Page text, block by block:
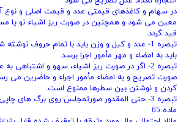
در سهام و کاغذهای قیمتی عدد و قیمت اصلی و
معین می‌ شود و همچنین در صورت ریز اشیاء نو یا
قید گردد.
تبصره 1- عدد و کیل و وزن باید با تمام حروف
باید به امضاء و مهر مأمور اجرا برسد.
تبصره 2- اگر در صورت ریز اشیاء، سهو و اشتباهی
صورت تصریح و به امضاء مأمور اجراء و حاضرین می‌
کردن و نوشتن بین سطرها ممنوع است.
تبصره 3- حتی المقدور صورتمجلس روی برگ‌ های چاپی تنظیم خواهد شد.
ماده 65